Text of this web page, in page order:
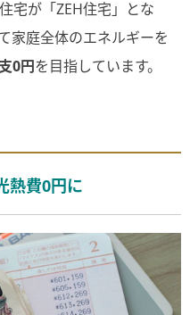
宅が「ZEH住宅」とな
家庭全体のエネルギーを
0円を目指しています。
熱費0円に